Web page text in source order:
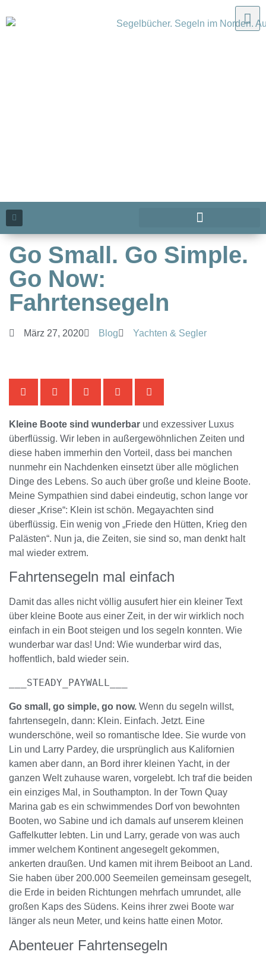
Go Small. Go Simple.
Go Now:
Fahrtensegeln
März 27, 2020 Blog Yachten & Segler
Kleine Boote sind wunderbar und exzessiver Luxus
überflüssig. Wir leben in außergewöhnlichen Zeiten und
diese haben immerhin den Vorteil, dass bei manchen
nunmehr ein Nachdenken einsetzt über alle möglichen
Dinge des Lebens. So auch über große und kleine Boote.
Meine Sympathien sind dabei eindeutig, schon lange vor
dieser „Krise“: Klein ist schön. Megayachten sind
überflüssig. Ein wenig von „Friede den Hütten, Krieg den
Palästen“. Nun ja, die Zeiten, sie sind so, man denkt halt
mal wieder extrem.
Fahrtensegeln mal einfach
Damit das alles nicht völlig ausufert hier ein kleiner Text
über kleine Boote aus einer Zeit, in der wir wirklich noch
einfach in ein Boot steigen und los segeln konnten. Wie
wunderbar war das! Und: Wie wunderbar wird das,
hoffentlich, bald wieder sein.
___STEADY_PAYWALL___
Go small, go simple, go now. Wenn du segeln willst,
fahrtensegeln, dann: Klein. Einfach. Jetzt. Eine
wunderschöne, weil so romantische Idee. Sie wurde von
Lin und Larry Pardey, die ursprünglich aus Kalifornien
kamen aber dann, an Bord ihrer kleinen Yacht, in der
ganzen Welt zuhause waren, vorgelebt. Ich traf die beiden
ein einziges Mal, in Southampton. In der Town Quay
Marina gab es ein schwimmendes Dorf von bewohnten
Booten, wo Sabine und ich damals auf unserem kleinen
Gaffelkutter lebten. Lin und Larry, gerade von was auch
immer welchem Kontinent angesegelt gekommen,
ankerten draußen. Und kamen mit ihrem Beiboot an Land.
Sie haben über 200.000 Seemeilen gemeinsam gesegelt,
die Erde in beiden Richtungen mehrfach umrundet, alle
großen Kaps des Südens. Keins ihrer zwei Boote war
länger als neun Meter, und keins hatte einen Motor.
Abenteuer Fahrtensegeln